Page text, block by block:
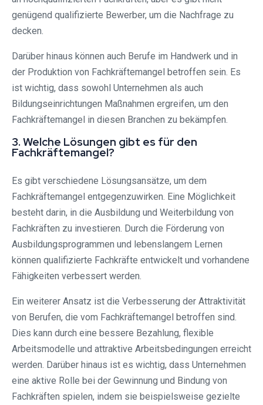
genügend qualifizierte Bewerber, um die Nachfrage zu
decken.
Darüber hinaus können auch Berufe im Handwerk und in
der Produktion von Fachkräftemangel betroffen sein. Es
ist wichtig, dass sowohl Unternehmen als auch
Bildungseinrichtungen Maßnahmen ergreifen, um den
Fachkräftemangel in diesen Branchen zu bekämpfen.
3. Welche Lösungen gibt es für den
Fachkräftemangel?
Es gibt verschiedene Lösungsansätze, um dem
Fachkräftemangel entgegenzuwirken. Eine Möglichkeit
besteht darin, in die Ausbildung und Weiterbildung von
Fachkräften zu investieren. Durch die Förderung von
Ausbildungsprogrammen und lebenslangem Lernen
können qualifizierte Fachkräfte entwickelt und vorhandene
Fähigkeiten verbessert werden.
Ein weiterer Ansatz ist die Verbesserung der Attraktivität
von Berufen, die vom Fachkräftemangel betroffen sind.
Dies kann durch eine bessere Bezahlung, flexible
Arbeitsmodelle und attraktive Arbeitsbedingungen erreicht
werden. Darüber hinaus ist es wichtig, dass Unternehmen
eine aktive Rolle bei der Gewinnung und Bindung von
Fachkräften spielen, indem sie beispielsweise gezielte